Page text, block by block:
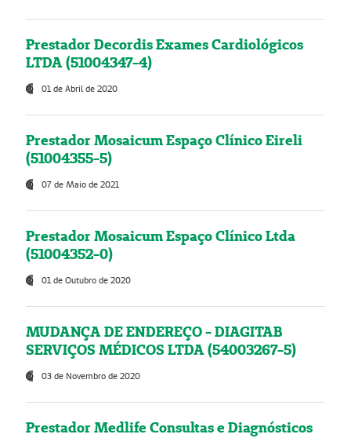
Prestador Decordis Exames Cardiológicos
LTDA (51004347-4)
01 de Abril de 2020
Prestador Mosaicum Espaço Clínico Eireli
(51004355-5)
07 de Maio de 2021
Prestador Mosaicum Espaço Clínico Ltda
(51004352-0)
01 de Outubro de 2020
MUDANÇA DE ENDEREÇO - DIAGITAB
SERVIÇOS MÉDICOS LTDA (54003267-5)
03 de Novembro de 2020
Prestador Medlife Consultas e Diagnósticos